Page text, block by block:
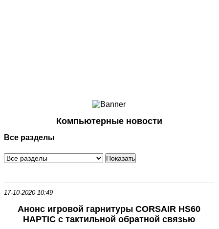
Смартфоны
Периферия
Программное обеспечение
Компьютерные новости
Все разделы
17-10-2020 10:49
Анонс игровой гарнитуры CORSAIR HS60
HAPTIC с тактильной обратной связью